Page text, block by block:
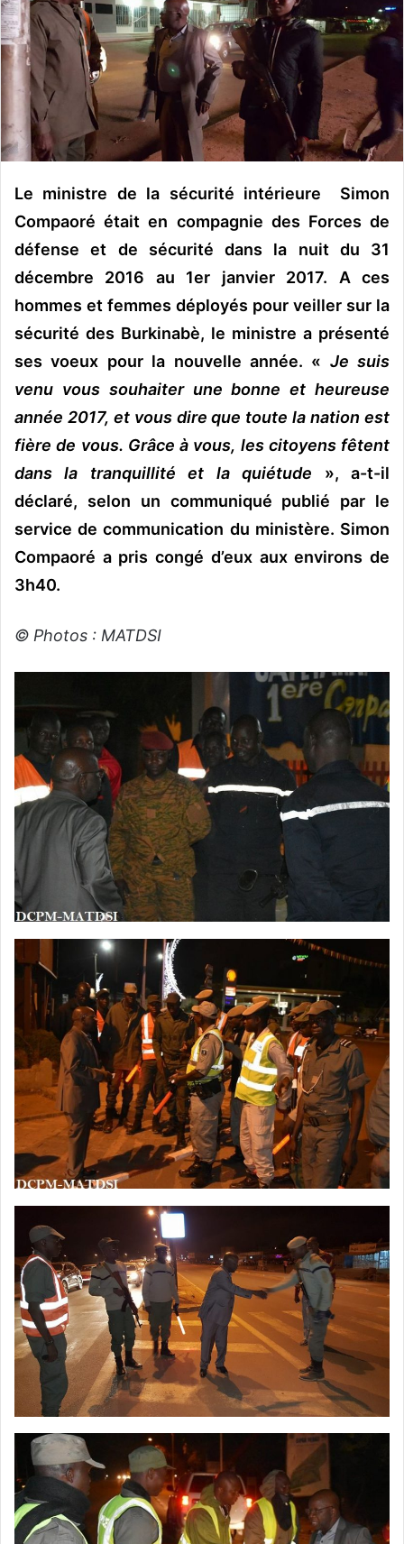
e
r
o
u
r
r
e
l
Le ministre de la sécurité intérieure Simon
Compaoré était en compagnie des Forces de
défense et de sécurité dans la nuit du 31
décembre 2016 au 1er janvier 2017. A ces
hommes et femmes déployés pour veiller sur la
sécurité des Burkinabè, le ministre a présenté
ses voeux pour la nouvelle année. « Je suis
venu vous souhaiter une bonne et heureuse
année 2017, et vous dire que toute la nation est
fière de vous. Grâce à vous, les citoyens fêtent
dans la tranquillité et la quiétude », a-t-il
déclaré, selon un communiqué publié par le
service de communication du ministère. Simon
Compaoré a pris congé d’eux aux environs de
3h40.
© Photos : MATDSI